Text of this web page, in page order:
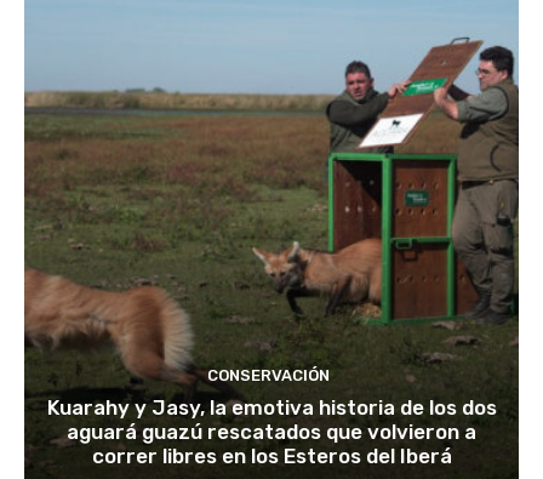
CONSERVACIÓN
Kuarahy y Jasy, la emotiva historia de los dos
aguará guazú rescatados que volvieron a
correr libres en los Esteros del Iberá